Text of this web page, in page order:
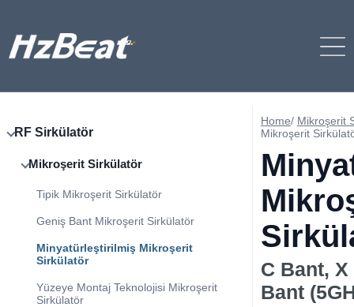
RF Sirkülatör
Mikroşerit Sirkülatör
Tipik Mikroşerit Sirkülatör
Geniş Bant Mikroşerit Sirkülatör
Minyatürleştirilmiş Mikroşerit
Sirkülatör
Yüzeye Montaj Teknolojisi Mikroşerit
Sirkülatör
Home/ Mikroşerit
Mikroşerit
C Bant,
Bant